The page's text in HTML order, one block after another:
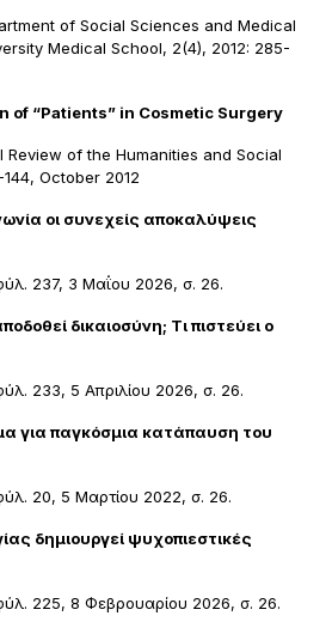
of Social Sciences and Medical
Medical School, 2(4), 2012: 285-
of “Patients” in Cosmetic Surgery
Review of the Humanities and Social
October 2012
οι συνεχείς αποκαλύψεις
237, 3 Μαΐου 2026, σ. 26.
δικαιοσύνη; Τι πιστεύει ο
233, 5 Απριλίου 2026, σ. 26.
για παγκόσμια κατάπαυση του
20, 5 Μαρτίου 2022, σ. 26.
δημιουργεί ψυχοπιεστικές
225, 8 Φεβρουαρίου 2026, σ. 26.